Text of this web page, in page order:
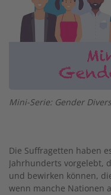
Mini-Serie: Gender
Die Suffragetten haben
Jahrhunderts vorgelebt,
und bewirken können,
wenn manche Nationen